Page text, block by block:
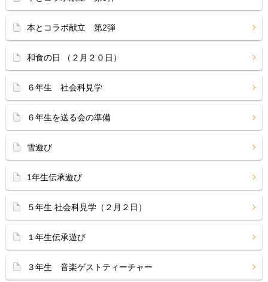
本とコラボ献立 第2弾
和食の日 （２月２０日）
６年生 社会科見学
６年生を送る会の準備
雪遊び
1年生伝承遊び
５年生 社会科見学（２月２日）
１年生伝承遊び
３年生 音楽ゲストティーチャー